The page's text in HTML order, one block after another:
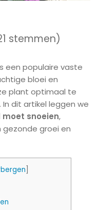
stemmen)
een populaire vaste
bloei en
plant optimaal te
dit artikel leggen we
moet snoeien,
gezonde groei en